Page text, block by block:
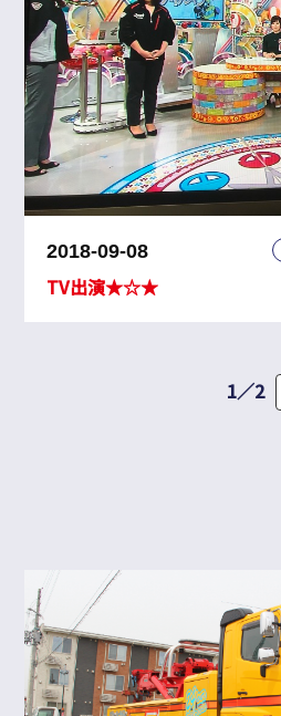
2018-09-08
TV出演★☆★
1／2